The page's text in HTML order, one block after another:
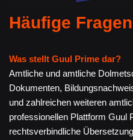
Häufige Fragen
Was stellt Guul Prime dar?
Amtliche und amtliche
Dokumenten,
und zahlreichen weiteren
professionellen Plattform Guul
rechtsverbindliche